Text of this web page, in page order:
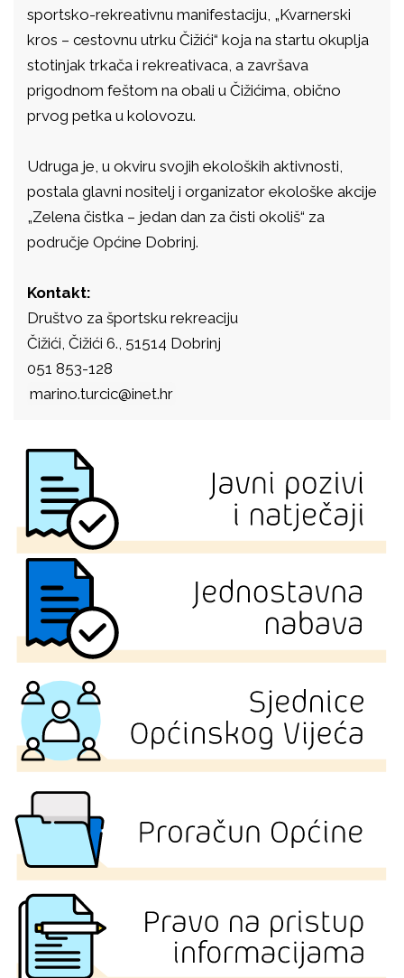
sportsko-rekreativnu manifestaciju, „Kvarnerski
kros – cestovnu utrku Čižići“ koja na startu okuplja
stotinjak trkača i rekreativaca, a završava
prigodnom feštom na obali u Čižićima, obično
prvog petka u kolovozu.
Udruga je, u okviru svojih ekoloških aktivnosti,
postala glavni nositelj i organizator ekološke akcije
„Zelena čistka – jedan dan za čisti okoliš“ za
područje Općine Dobrinj.
Kontakt:
Društvo za športsku rekreaciju
Čižići, Čižići 6., 51514 Dobrinj
051 853-128
marino.turcic@inet.hr